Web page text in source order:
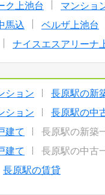
ク上池台 マンショ
馬込 ベルザ上池台
ナイスエスアリーナ
ション
長原駅の新
ション
長原駅の中
建て
長原駅の新築
建て
長原駅の中古
長原駅の賃貸